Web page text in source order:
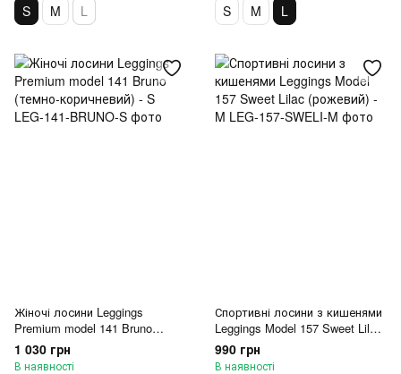
S M L S M L
Жіночі лосини Leggings
Premium model 141 Bruno
(темно-коричневий) - S
1 030 грн
В наявності
Спортивні лосини з кишенями
Leggings Model 157 Sweet Lilac
(рожевий) - M
990 грн
В наявності